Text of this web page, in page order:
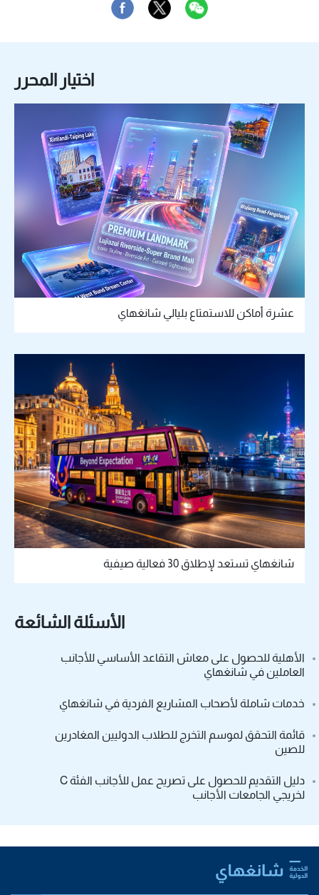
اختيار المحرر
عشرة أماكن للاستمتاع بليالي شانغهاي
شانغهاي تستعد لإطلاق 30 فعالية صيفية
الأسئلة الشائعة
الأهلية للحصول على معاش التقاعد الأساسي للأجانب
العاملين في شانغهاي
خدمات شاملة لأصحاب المشاريع الفردية في شانغهاي
قائمة التحقق لموسم التخرج للطلاب الدوليين المغادرين
للصين
دليل التقديم للحصول على تصريح عمل للأجانب الفئة C
لخريجي الجامعات الأجانب